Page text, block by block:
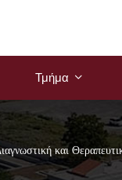
Τμήμα
και